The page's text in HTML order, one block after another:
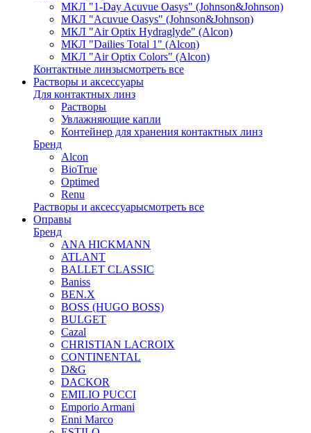
МКЛ "1-Day Acuvue Oasys" (Johnson&Johnson)
МКЛ "Acuvue Oasys" (Johnson&Johnson)
МКЛ "Air Optix Hydraglyde" (Alcon)
МКЛ "Dailies Total 1" (Alcon)
МКЛ "Air Optix Colors" (Alcon)
Контактные линзысмотреть все
Растворы и аксессуары
Для контактных линз
Растворы
Увлажняющие капли
Контейнер для хранения контактных линз
Бренд
Alcon
BioTrue
Optimed
Renu
Растворы и аксессуарысмотреть все
Оправы
Бренд
ANA HICKMANN
ATLANT
BALLET CLASSIC
Baniss
BEN.X
BOSS (HUGO BOSS)
BULGET
Cazal
CHRISTIAN LACROIX
CONTINENTAL
D&G
DACKOR
EMILIO PUCCI
Emporio Armani
Enni Marco